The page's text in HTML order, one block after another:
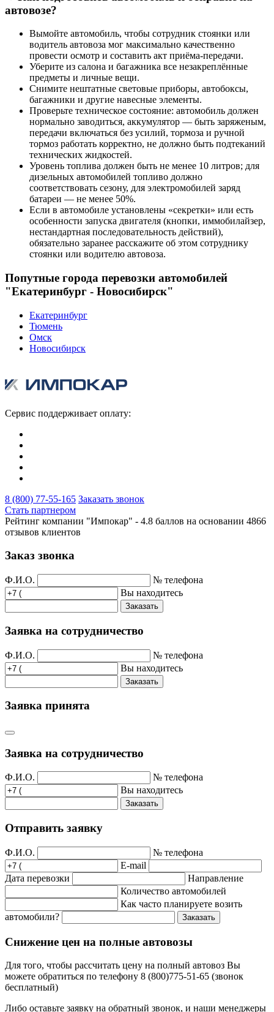
автовозе?
Вымойте автомобиль, чтобы сотрудник стоянки или
водитель автовоза мог максимально качественно
провести осмотр и составить акт приёма-передачи.
Уберите из салона и багажника все незакреплённые
предметы и личные вещи.
Снимите нештатные световые приборы, автобоксы,
багажники и другие навесные элементы.
Проверьте техническое состояние: автомобиль должен
нормально заводиться, аккумулятор — быть заряженым,
передачи включаться без усилий, тормоза и ручной
тормоз работать корректно, не должно быть подтеканий
технических жидкостей.
Уровень топлива должен быть не менее 10 литров; для
дизельных автомобилей топливо должно
соответствовать сезону, для электромобилей заряд
батареи — не менее 50%.
Если в автомобиле установлены «секретки» или есть
особенности запуска двигателя (кнопки, иммобилайзер,
нестандартная последовательность действий),
обязательно заранее расскажите об этом сотруднику
стоянки или водителю автовоза.
Попутные города перевозки автомобилей
"Екатеринбург - Новосибирск"
Екатеринбург
Тюмень
Омск
Новосибирск
Сервис поддерживает оплату:
8 (800) 77-55-165 Заказать звонок
Стать партнером
Рейтинг компании "Импокар" - 4.8 баллов на основании 4866
отзывов клиентов
Заказ звонка
Ф.И.О.
№ телефона
Вы находитесь
Заказать
Заявка на сотрудничество
Ф.И.О.
№ телефона
Вы находитесь
Заказать
Заявка принята
Заявка на сотрудничество
Ф.И.О.
№ телефона
Вы находитесь
Заказать
Отправить заявку
Ф.И.О.
№ телефона
E-mail
Дата перевозки
Направление
Количество автомобилей
Как часто планируете возить
автомобили?
Заказать
Снижение цен на полные автовозы
Для того, чтобы рассчитать цену на полный автовоз Вы
можете обратиться по телефону 8 (800)775-51-65 (звонок
бесплатный)
Либо оставьте заявку на обратный звонок, и наши менеджеры